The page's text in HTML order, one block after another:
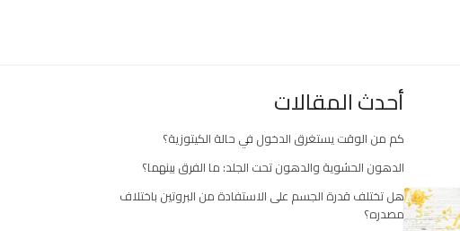
أحدث المقالات
كم من الوقت يستغرق الدخول في حالة الكيتوزية؟
الدهون الحشوية والدهون تحت الجلد: ما الفرق بينهما؟
هل تختلف قدرة الجسم على الاستفادة من البروتين باختلاف
مصدره؟